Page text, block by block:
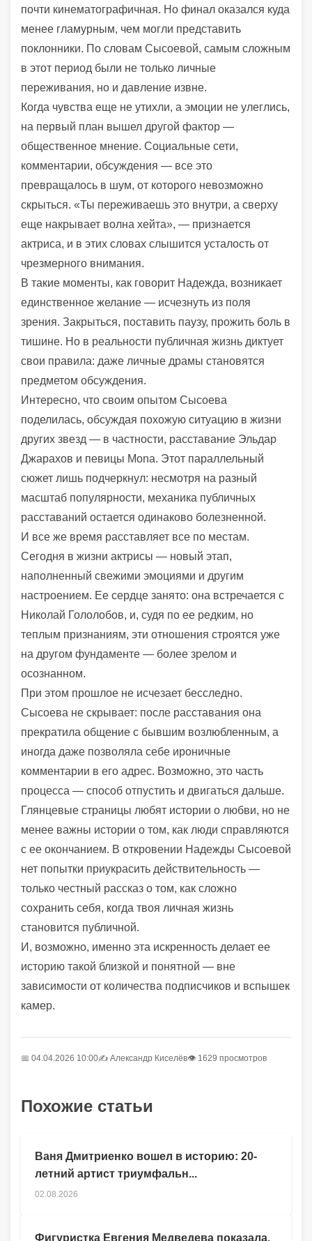
почти кинематографичная. Но финал оказался куда
менее гламурным, чем могли представить
поклонники. По словам Сысоевой, самым сложным
в этот период были не только личные
переживания, но и давление извне.
Когда чувства еще не утихли, а эмоции не улеглись,
на первый план вышел другой фактор —
общественное мнение. Социальные сети,
комментарии, обсуждения — все это
превращалось в шум, от которого невозможно
скрыться. «Ты переживаешь это внутри, а сверху
еще накрывает волна хейта», — признается
актриса, и в этих словах слышится усталость от
чрезмерного внимания.
В такие моменты, как говорит Надежда, возникает
единственное желание — исчезнуть из поля
зрения. Закрыться, поставить паузу, прожить боль в
тишине. Но в реальности публичная жизнь диктует
свои правила: даже личные драмы становятся
предметом обсуждения.
Интересно, что своим опытом Сысоева
поделилась, обсуждая похожую ситуацию в жизни
других звезд — в частности, расставание Эльдар
Джарахов и певицы Mona. Этот параллельный
сюжет лишь подчеркнул: несмотря на разный
масштаб популярности, механика публичных
расставаний остается одинаково болезненной.
И все же время расставляет все по местам.
Сегодня в жизни актрисы — новый этап,
наполненный свежими эмоциями и другим
настроением. Ее сердце занято: она встречается с
Николай Гололобов, и, судя по ее редким, но
теплым признаниям, эти отношения строятся уже
на другом фундаменте — более зрелом и
осознанном.
При этом прошлое не исчезает бесследно.
Сысоева не скрывает: после расставания она
прекратила общение с бывшим возлюбленным, а
иногда даже позволяла себе ироничные
комментарии в его адрес. Возможно, это часть
процесса — способ отпустить и двигаться дальше.
Глянцевые страницы любят истории о любви, но не
менее важны истории о том, как люди справляются
с ее окончанием. В откровении Надежды Сысоевой
нет попытки приукрасить действительность —
только честный рассказ о том, как сложно
сохранить себя, когда твоя личная жизнь
становится публичной.
И, возможно, именно эта искренность делает ее
историю такой близкой и понятной — вне
зависимости от количества подписчиков и вспышек
камер.
📅 04.04.2026 10:00✍️ Александр Киселёв👁 1629 просмотров
Похожие статьи
Ваня Дмитриенко вошел в историю: 20-
летний артист триумфальн...
02.08.2026
Фигуристка Евгения Медведева показала,